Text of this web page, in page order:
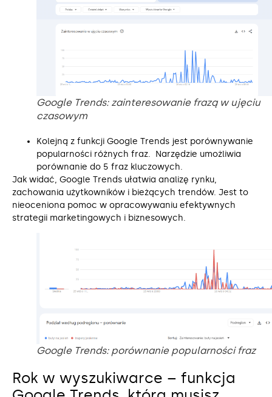
Google Trends: zainteresowanie frazą w ujęciu
czasowym
Kolejną z funkcji Google Trends jest porównywanie
popularności różnych fraz. Narzędzie umożliwia
porównanie do 5 fraz kluczowych.
Jak widać, Google Trends ułatwia analizę rynku,
zachowania użytkowników i bieżących trendów. Jest to
nieoceniona pomoc w opracowywaniu efektywnych
strategii marketingowych i biznesowych.
Google Trends: porównanie popularności fraz
Rok w wyszukiwarce – funkcja